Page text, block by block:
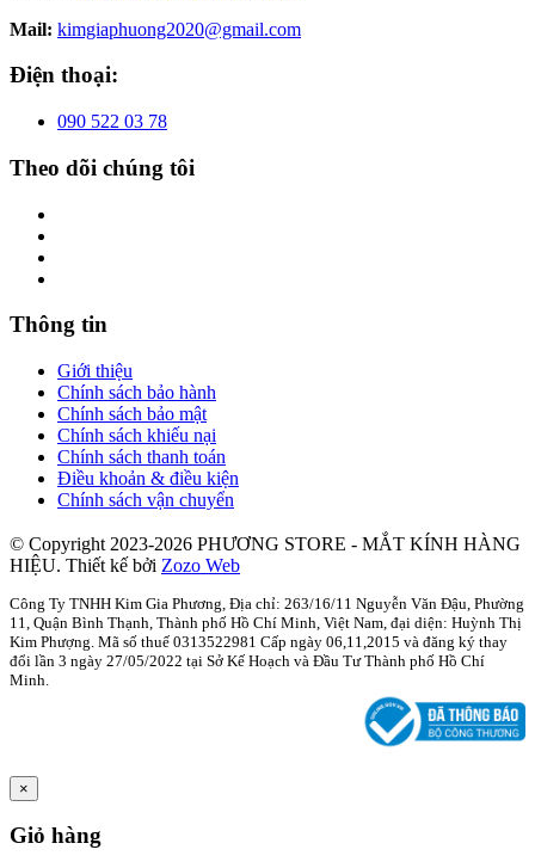
Mail: kimgiaphuong2020@gmail.com
Điện thoại:
090 522 03 78
Theo dõi chúng tôi
Thông tin
Giới thiệu
Chính sách bảo hành
Chính sách bảo mật
Chính sách khiếu nại
Chính sách thanh toán
Điều khoản & điều kiện
Chính sách vận chuyển
© Copyright 2023-2026 PHƯƠNG STORE - MẮT KÍNH HÀNG
HIỆU. Thiết kế bởi Zozo Web
Công Ty TNHH Kim Gia Phương, Địa chỉ: 263/16/11 Nguyễn Văn Đậu, Phường
11, Quận Bình Thạnh, Thành phố Hồ Chí Minh, Việt Nam, đại diện: Huỳnh Thị
Kim Phượng. Mã số thuế 0313522981 Cấp ngày 06,11,2015 và đăng ký thay
đổi lần 3 ngày 27/05/2022 tại Sở Kế Hoạch và Đầu Tư Thành phố Hồ Chí
Minh.
×
Giỏ hàng